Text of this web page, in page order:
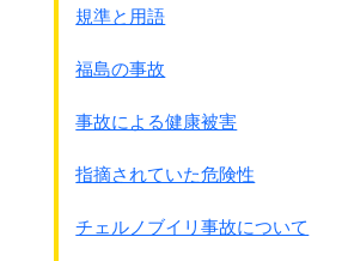
規準と用語
福島の事故
事故による健康被害
指摘されていた危険性
チェルノブイリ事故について